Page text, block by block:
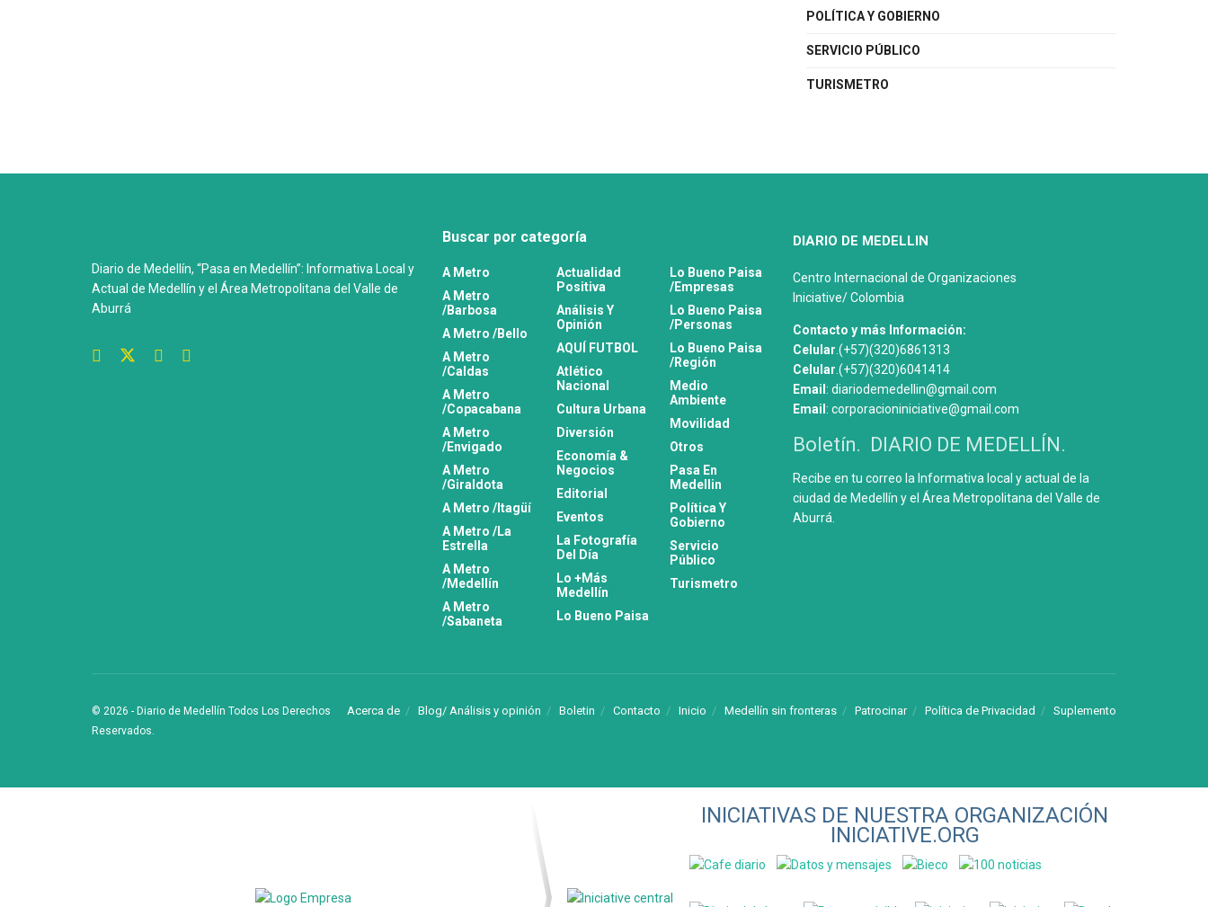
POLÍTICA Y GOBIERNO
SERVICIO PÚBLICO
TURISMETRO
Diario de Medellín, “Pasa en Medellín”: Informativa Local y
Actual de Medellín y el Área Metropolitana del Valle de
Aburrá
Buscar por categoría
A Metro
A Metro
/Barbosa
A Metro /Bello
A Metro
/Caldas
A Metro
/Copacabana
A Metro
/Envigado
A Metro
/Giraldota
A Metro /Itagüí
A Metro /La
Estrella
A Metro
/Medellín
A Metro
/Sabaneta
Actualidad
Positiva
Análisis Y
Opinión
AQUÍ FUTBOL
Atlético
Nacional
Cultura Urbana
Diversión
Economía &
Negocios
Editorial
Eventos
La Fotografía
Del Día
Lo +Más
Medellín
Lo Bueno Paisa
Lo Bueno Paisa
/Empresas
Lo Bueno Paisa
/Personas
Lo Bueno Paisa
/Región
Medio
Ambiente
Movilidad
Otros
Pasa En
Medellin
Política Y
Gobierno
Servicio
Público
Turismetro
DIARIO DE MEDELLIN
Centro Internacional de Organizaciones
Iniciative/ Colombia
Contacto y más Información:
Celular .(+57)(320)6861313
Celular .(+57)(320)6041414
Email : diariodemedellin@gmail.com
Email : corporacioniniciative@gmail.com
Boletín. DIARIO DE MEDELLÍN.
Recibe en tu correo la Informativa local y actual de la
ciudad de Medellín y el Área Metropolitana del Valle de
Aburrá.
Acerca de Blog/ Análisis y opinión Boletin Contacto Inicio Medellín sin fronteras Patrocinar Política de Privacidad Suplemento
© 2026 - Diario de Medellín Todos Los Derechos
Reservados.
INICIATIVAS DE NUESTRA ORGANIZACIÓN
INICIATIVE.ORG